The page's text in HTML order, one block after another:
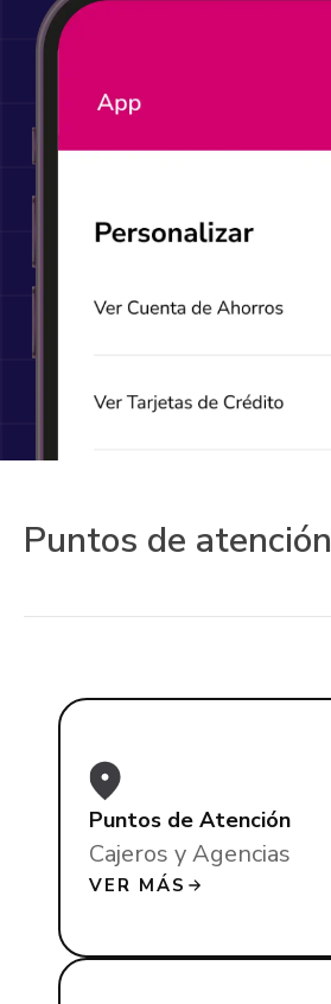
Puntos de atención
Puntos de Atención
Cajeros y Agencias
VER MÁS